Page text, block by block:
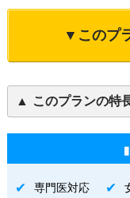
▼このプ
このプランの特
専門医対応